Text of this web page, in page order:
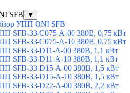
SFB
▼
УПП ONI SFB
SFB-33-C075-A-00 380В, 0,75 кВт
SFB-33-C075-A-10 380В, 0,75 кВт
SFB-33-D11-A-00 380В, 1,1 кВт
SFB-33-D11-A-10 380В, 1,1 кВт
SFB-33-D15-A-00 380В, 1,5 кВт
SFB-33-D15-A-10 380В, 1,5 кВт
SFB-33-D22-A-00 380В, 2,2 кВт